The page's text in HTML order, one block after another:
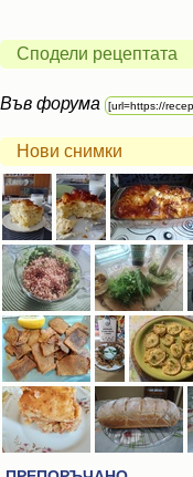
Сподели рецептата
Във форума
Нови снимки